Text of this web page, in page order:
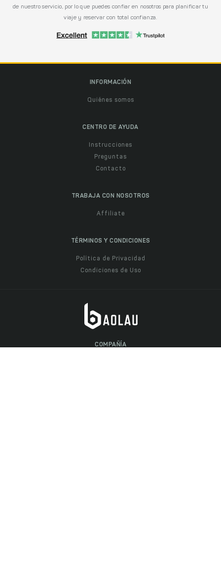
de nuestro servicio, por lo que puedes confiar en nosotros para planificar tu
viaje y reservar con total confianza.
INFORMACIÓN
Quiénes somos
CENTRO DE AYUDA
Instrucciones
Preguntas
Contacto
TRABAJA CON NOSOTROS
Affiliate
TÉRMINOS Y CONDICIONES
Política de Privacidad
Condiciones de Uso
COMPAÑÍA